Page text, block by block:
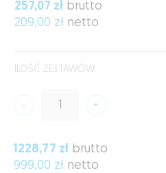
257,07 zł brutto
209,00 zł netto
ILOŚĆ ZESTAWÓW:
1228,77 zł brutto
999,00 zł netto